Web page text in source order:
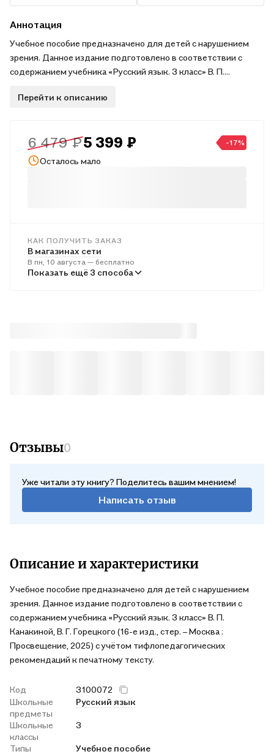
Аннотация
Учебное пособие предназначено для детей с нарушением
зрения. Данное издание подготовлено в соответствии с
содержанием учебника «Русский язык. 3 класс» В. П.
Просвещение, 2025) с учётом тифлопедагогических
Перейти к описанию
6 479 ₽5 399 ₽ -17%
Осталось мало
КАК ПОЛУЧИТЬ ЗАКАЗ
В магазинах сети
В пн, 10 августа — бесплатно
В пунктах выдачи
Показать ещё 3 способа
Отзывы0
Уже читали эту книгу? Поделитесь вашим мнением!
Написать отзыв
Описание и характеристики
Учебное пособие предназначено для детей с нарушением
зрения. Данное издание подготовлено в соответствии с
содержанием учебника «Русский язык. 3 класс» В. П.
Канакиной, В. Г. Горецкого (16-е изд., стер. – Москва :
Просвещение, 2025) с учётом тифлопедагогических
рекомендаций к печатному тексту.
Код
3100072
Школьные
предметы
Русский язык
Школьные
классы
3
Типы
Учебное пособие